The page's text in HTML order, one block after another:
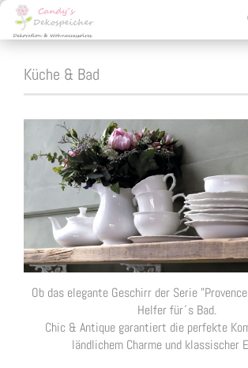
Küche & Bad
Ob das elegante Geschirr der Serie
Helfer für´s Bad.
Chic & Antique garantiert die perfekte
ländlichem Charme und klassischer